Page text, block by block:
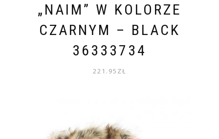
„NAIM” W KOLORZE
CZARNYM – BLACK
36333734
221.95 ZŁ